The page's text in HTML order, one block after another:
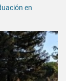
en